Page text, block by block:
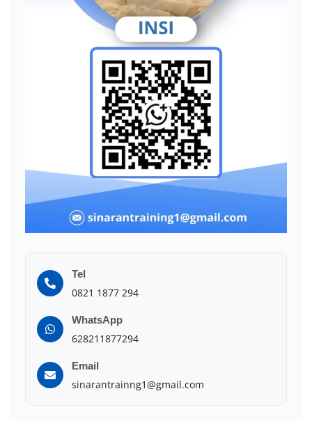
Tel
0821 1877 294
WhatsApp
628211877294
Email
sinarantrainng1@gmail.com